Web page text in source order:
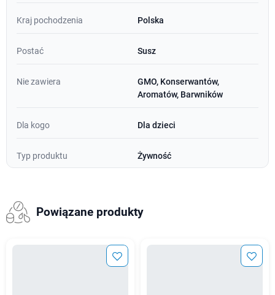
Kraj pochodzenia Polska
Postać Susz
Nie zawiera
GMO, Konserwantów,
Aromatów, Barwników
Dla kogo Dla dzieci
Typ produktu Żywność
Powiązane produkty